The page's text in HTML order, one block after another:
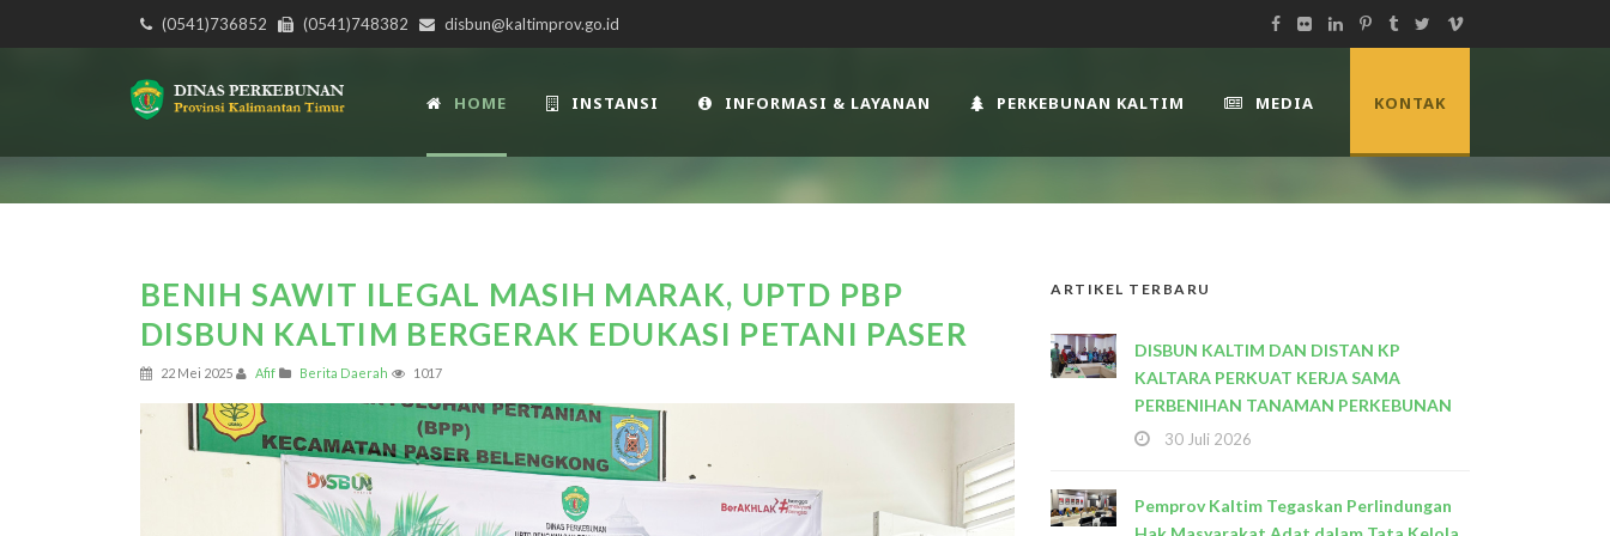
(0541)736852 (0541)748382 disbun@kaltimprov.go.id
HOME INSTANSI INFORMASI & LAYANAN PERKEBUNAN KALTIM MEDIA KONTAK
BENIH SAWIT ILEGAL MASIH MARAK, UPTD PBP
DISBUN KALTIM BERGERAK EDUKASI PETANI PASER
22 Mei 2025 Afif Berita Daerah 1017
ARTIKEL TERBARU
DISBUN KALTIM DAN DISTAN KP
KALTARA PERKUAT KERJA SAMA
PERBENIHAN TANAMAN PERKEBUNAN
30 Juli 2026
Pemprov Kaltim Tegaskan Perlindungan